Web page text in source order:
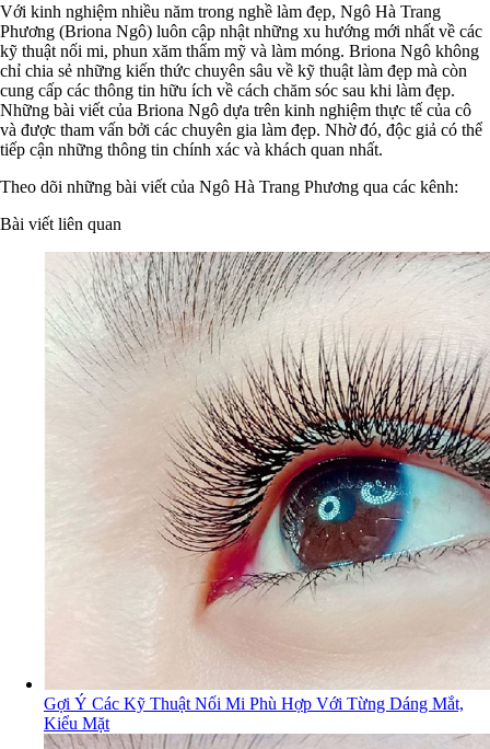
Với kinh nghiệm nhiều năm trong nghề làm đẹp, Ngô Hà Trang
Phương (Briona Ngô) luôn cập nhật những xu hướng mới nhất về các
kỹ thuật nối mi, phun xăm thẩm mỹ và làm móng. Briona Ngô không
chỉ chia sẻ những kiến thức chuyên sâu về kỹ thuật làm đẹp mà còn
cung cấp các thông tin hữu ích về cách chăm sóc sau khi làm đẹp.
Những bài viết của Briona Ngô dựa trên kinh nghiệm thực tế của cô
và được tham vấn bởi các chuyên gia làm đẹp. Nhờ đó, độc giả có thể
tiếp cận những thông tin chính xác và khách quan nhất.
Theo dõi những bài viết của Ngô Hà Trang Phương qua các kênh:
Bài viết liên quan
Gợi Ý Các Kỹ Thuật Nối Mi Phù Hợp Với Từng Dáng Mắt,
Kiểu Mặt